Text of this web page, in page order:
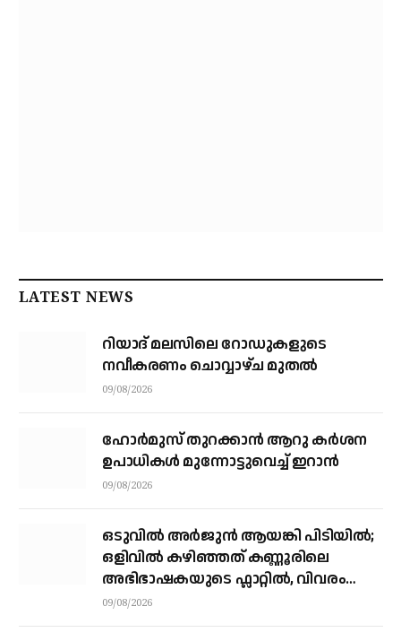
LATEST NEWS
റിയാദ് മലസിലെ റോഡുകളുടെ
നവീകരണം ചൊവ്വാഴ്ച മുതല്‍
09/08/2026
ഹോർമുസ് തുറക്കാൻ ആറു കർശന
ഉപാധികൾ മുന്നോട്ടുവെച്ച് ഇറാൻ
09/08/2026
ഒടുവിൽ അർജുൻ ആയങ്കി പിടിയിൽ;
ഒളിവിൽ കഴിഞ്ഞത് കണ്ണൂരിലെ
അഭിഭാഷകയുടെ ഫ്ലാറ്റിൽ, വിവരം
നൽകിയത് ഓട്ടോ ഡ്രൈവർ
09/08/2026